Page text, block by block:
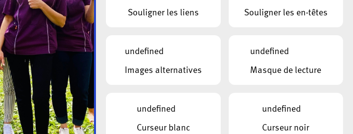
Souligner les liens
Souligner les en-têtes
undefined
Images alternatives
undefined
Masque de lecture
undefined
Curseur blanc
undefined
Curseur noir